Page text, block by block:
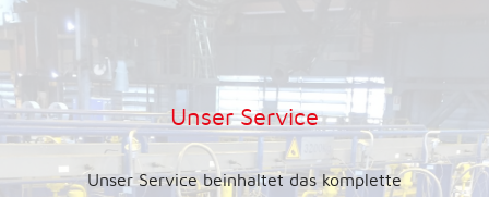
Unser Service
Unser Service beinhaltet das komplette